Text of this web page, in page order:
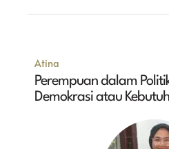
Atina
Perempuan dalam
Demokrasi atau